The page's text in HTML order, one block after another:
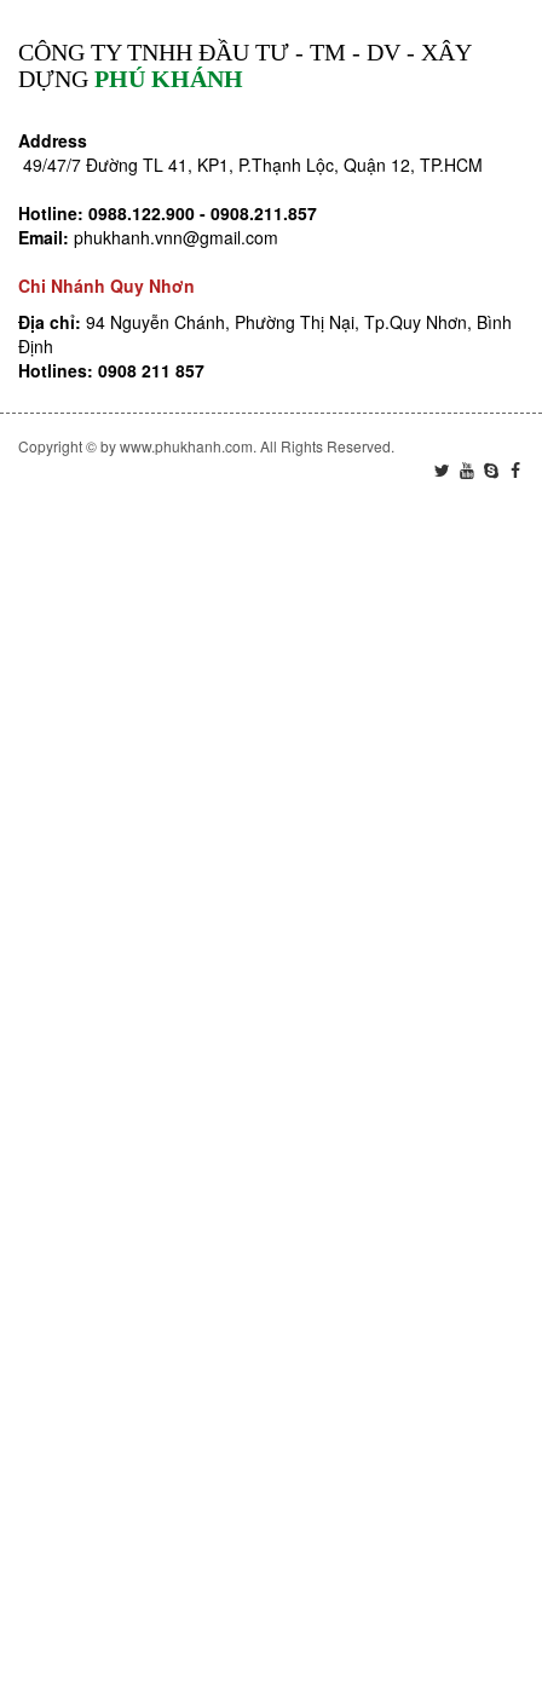
CÔNG TY TNHH ĐẦU TƯ - TM - DV - XÂY
DỰNG PHÚ KHÁNH
Address
49/47/7 Đường TL 41, KP1, P.Thạnh Lộc, Quận 12, TP.HCM
Hotline: 0988.122.900 - 0908.211.857
Email: phukhanh.vnn@gmail.com
Chi Nhánh Quy Nhơn
Địa chỉ: 94 Nguyễn Chánh, Phường Thị Nại, Tp.Quy Nhơn, Bình
Định
Hotlines: 0908 211 857
Copyright © by www.phukhanh.com. All Rights Reserved.